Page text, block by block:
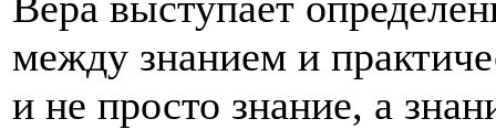
между знанием и
и не просто знание, а